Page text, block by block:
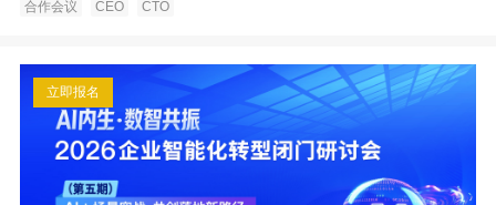
合作会议
CEO CTO
立即报名